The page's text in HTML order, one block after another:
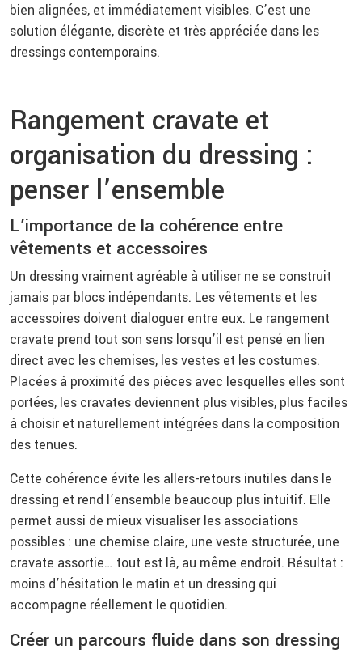
bien alignées, et immédiatement visibles. C’est une
solution élégante, discrète et très appréciée dans les
dressings contemporains.
Rangement cravate et
organisation du dressing :
penser l’ensemble
L’importance de la cohérence entre
vêtements et accessoires
Un dressing vraiment agréable à utiliser ne se construit
jamais par blocs indépendants. Les vêtements et les
accessoires doivent dialoguer entre eux. Le rangement
cravate prend tout son sens lorsqu’il est pensé en lien
direct avec les chemises, les vestes et les costumes.
Placées à proximité des pièces avec lesquelles elles sont
portées, les cravates deviennent plus visibles, plus faciles
à choisir et naturellement intégrées dans la composition
des tenues.
Cette cohérence évite les allers-retours inutiles dans le
dressing et rend l’ensemble beaucoup plus intuitif. Elle
permet aussi de mieux visualiser les associations
possibles : une chemise claire, une veste structurée, une
cravate assortie… tout est là, au même endroit. Résultat :
moins d’hésitation le matin et un dressing qui
accompagne réellement le quotidien.
Créer un parcours fluide dans son dressing